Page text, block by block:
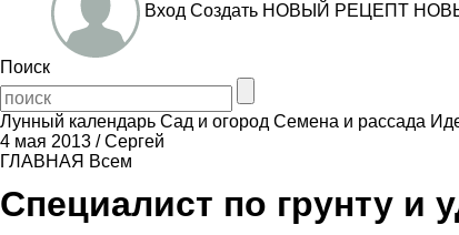
Вход Создать НОВЫЙ РЕЦЕПТ
Поиск
Лунный календарь Сад и огород Семена и рассада
4 мая 2013 /Сергей
ГЛАВНАЯ Всем
Специалист по грунту и